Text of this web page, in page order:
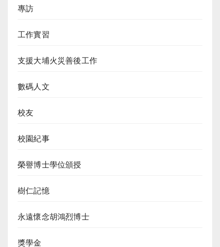
專訪
工作實習
支援大埔火災善後工作
數碼人文
校友
校園紀事
榮譽博士學位頒授
樹仁記憶
永遠懷念胡鴻烈博士
獎學金